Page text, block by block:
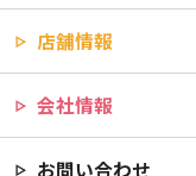
店舗情報
会社情報
お問い合わせ